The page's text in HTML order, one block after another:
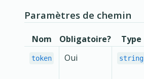
Paramètres de chemin
Nom Obligatoire? Type
token Oui string